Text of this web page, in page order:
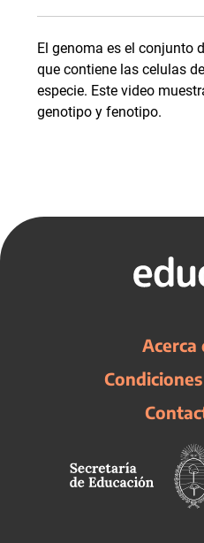
El genoma es el conjunto
que contiene las celulas
especie. Este video
genotipo y fenotipo.
Acerca